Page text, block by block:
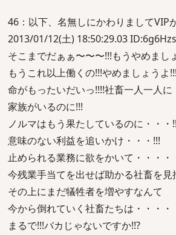
46：以下、名無しにかわりましてVIP
2013/01/12(土) 18:50:29.03
そこまでだぁぁ〜〜〜!!!もうやめまし
もうこれ以上働くの!!!やめましょうよ!!!
命がもったいだいっ!!!!社畜一人一人
家族がいるのに!!!
ノルマはもう果たしているのに・・・
意味のない利益を追いかけ・・・!!!
止められる業務に欲をかいて・・・・
今残業手当てを出せば助かる社畜を見
その上にまだ犠牲者を増やすなんて
今から倒れていく社畜たちは・・・・
まるで!!!バカじゃないですか!!?